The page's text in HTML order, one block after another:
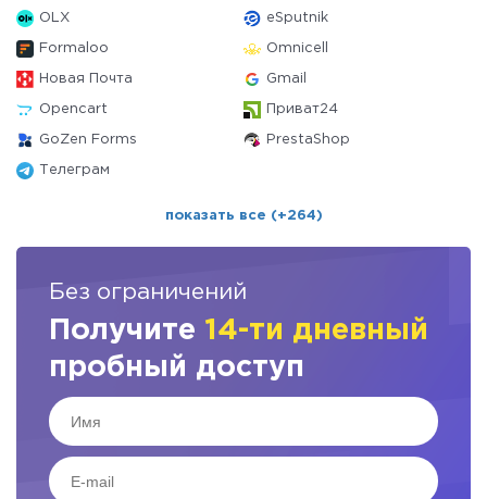
OLX eSputnik
Formaloo Omnicell
Новая Почта Gmail
Opencart Приват24
GoZen Forms PrestaShop
Телеграм
показать все (+264)
Без ограничений
Получите 14-ти дневный
пробный доступ